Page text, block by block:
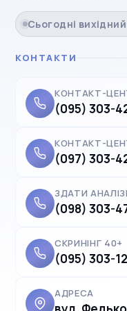
Сьогодні
КОНТАКТИ
КОНТАКТ-
(095) 303-
КОНТАКТ-
(097) 303-
ЗДАТИ
(098) 303-
СКРИНІНГ 40+
(095) 303-
АДРЕСА